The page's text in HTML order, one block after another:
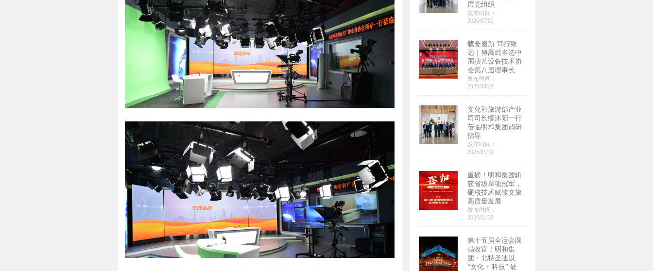
层党组织
发布时间：
2026/07/02
载誉履新 笃行致
远｜傅高武当选中
国演艺设备技术协
会第八届理事长
发布时间：
2026/04/29
文化和旅游部产业
司司长缪沐阳一行
莅临明和集团调研
指导
发布时间：
2026/01/30
重磅！明和集团斩
获省级单项冠军，
硬核技术赋能文旅
高质量发展
发布时间：
2026/01/30
第十五届全运会圆
满收官！明和集
团・北特圣迪以
“文化 + 科技” 硬